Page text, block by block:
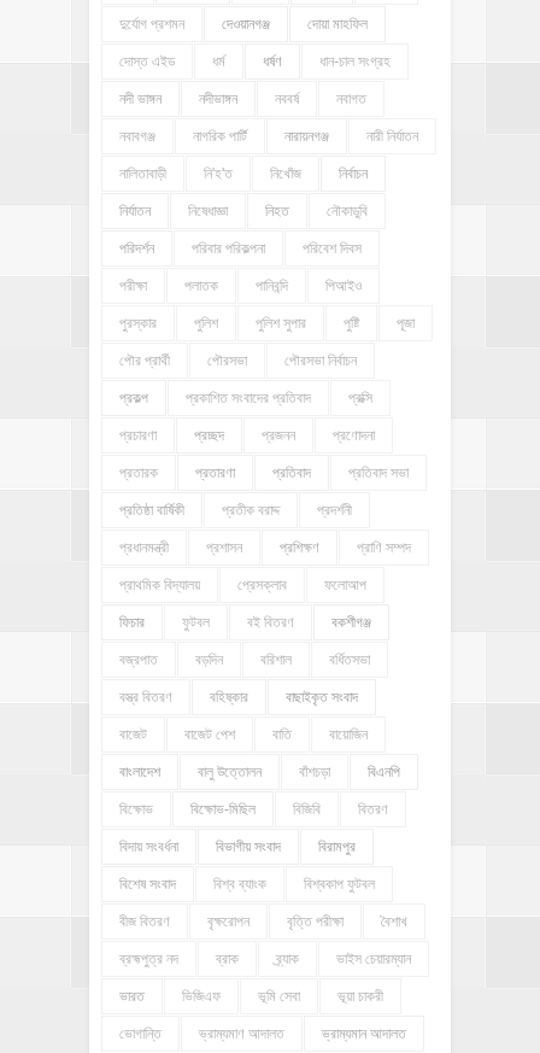
দুর্যোগ প্রশমন দেওয়ানগঞ্জ দোয়া মাহফিল
দোস্ত এইড ধর্ম ধর্ষণ ধান-চাল সংগ্রহ
নদী ভাঙ্গন নদীভাঙ্গন নববর্ষ নবাগত
নবাবগঞ্জ নাগরিক পার্টি নারায়নগঞ্জ নারী নির্যাতন
নালিতাবাড়ী নি'হ'ত নিখোঁজ নির্বাচন
নির্যাতন নিষেধাজ্ঞা নিহত নৌকাডুবি
পরিদর্শন পরিবার পরিকল্পনা পরিবেশ দিবস
পরীক্ষা পলাতক পানিবন্দি পিআইও
পুরস্কার পুলিশ পুলিশ সুপার পুষ্টি পূজা
পৌর প্রার্থী পৌরসভা পৌরসভা নির্বাচন
প্রকল্প প্রকাশিত সংবাদের প্রতিবাদ প্রক্সি
প্রচারণা প্রচ্ছদ প্রজনন প্রণোদনা
প্রতারক প্রতারণা প্রতিবাদ প্রতিবাদ সভা
প্রতিষ্ঠা বার্ষিকী প্রতীক বরাদ্দ প্রদর্শনী
প্রধানমন্ত্রী প্রশাসন প্রশিক্ষণ প্রাণি সম্পদ
প্রাথমিক বিদ্যালয় প্রেসক্লাব ফলোআপ
ফিচার ফুটবল বই বিতরণ বকশীগঞ্জ
বজ্রপাত বড়দিন বরিশাল বর্ধিতসভা
বস্ত্র বিতরণ বহিষ্কার বাছাইকৃত সংবাদ
বাজেট বাজেট পেশ বাতি বায়োজিন
বাংলাদেশ বালু উত্তোলন বাঁশচড়া বিএনপি
বিক্ষোভ বিক্ষোভ-মিছিল বিজিবি বিতরণ
বিদায় সংবর্ধনা বিভাগীয় সংবাদ বিরামপুর
বিশেষ সংবাদ বিশ্ব ব্যাংক বিশ্বকাপ ফুটবল
বীজ বিতরণ বৃক্ষরোপন বৃত্তি পরীক্ষা বৈশাখ
ব্রহ্মপুত্র নদ ব্রাক ব্র্যাক ভাইস চেয়ারম্যান
ভারত ভিজিএফ ভূমি সেবা ভূয়া চাকরী
ভোগান্তি ভ্রাম্যমাণ আদালত ভ্রাম্যমান আদালত